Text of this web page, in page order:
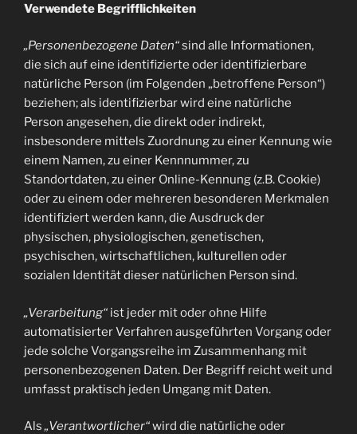
Verwendete Begrifflichkeiten
„Personenbezogene Daten“sind alle Informationen,
die sich auf eine identifizierte oder identifizierbare
natürliche Person (im Folgenden „betroffene Person“)
beziehen; als identifizierbar wird eine natürliche
Person angesehen, die direkt oder indirekt,
insbesondere mittels Zuordnung zu einer Kennung wie
einem Namen, zu einer Kennnummer, zu
Standortdaten, zu einer Online-Kennung (z.B. Cookie)
oder zu einem oder mehreren besonderen Merkmalen
identifiziert werden kann, die Ausdruck der
physischen, physiologischen, genetischen,
psychischen, wirtschaftlichen, kulturellen oder
sozialen Identität dieser natürlichen Person sind.
„Verarbeitung“ ist jeder mit oder ohne Hilfe
automatisierter Verfahren ausgeführten Vorgang oder
jede solche Vorgangsreihe im Zusammenhang mit
personenbezogenen Daten. Der Begriff reicht weit und
umfasst praktisch jeden Umgang mit Daten.
Als„Verantwortlicher“wird die natürliche oder